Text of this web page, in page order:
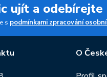
ujít a
s podmínkami zpracování
O